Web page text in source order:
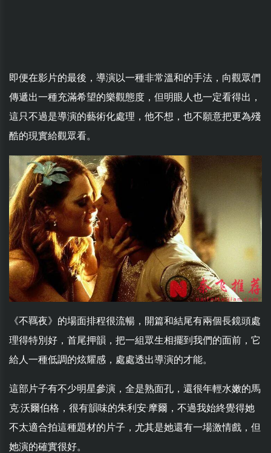
即便在影片的最後，導演以一種非常溫和的手法，向觀眾們
傳遞出一種充滿希望的樂觀態度，但明眼人也一定看得出，
這只不過是導演的藝術化處理，他不想，也不願意把更為殘
酷的現實給觀眾看。
《不羈夜》的場面排程很流暢，開篇和結尾有兩個長鏡頭處
理得特別好，首尾押韻，把一組眾生相擺到我們的面前，它
給人一種低調的炫耀感，處處透出導演的才能。
這部片子有不少明星參演，全是熟面孔，還很年輕水嫩的馬
克·沃爾伯格，很有韻味的朱利安·摩爾，不過我始終覺得她
不太適合拍這種題材的片子，尤其是她還有一場激情戲，但
她演的確實很好。